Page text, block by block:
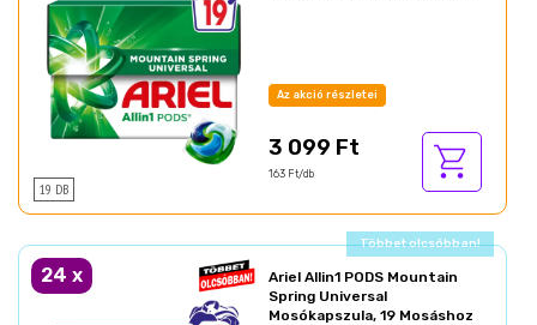
19 DB
Az akció részletei
3 099 Ft
163 Ft/db
Ajándék akció!
24 x
Ariel Allin1 PODS Mountain
Spring Universal
Mosókapszula, 19 Mosáshoz